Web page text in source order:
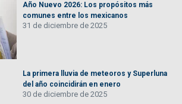
Año Nuevo 2026: Los propósitos más
comunes entre los mexicanos
31 de diciembre de 2025
La primera lluvia de meteoros y Superluna
del año coincidirán en enero
30 de diciembre de 2025